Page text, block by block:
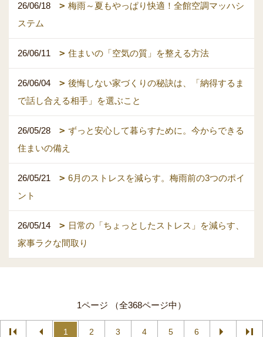
26/06/18
梅雨～夏もやっぱり快適！全館空調マッハシ
ステム
26/06/11 住まいの「空気の質」を整える方法
26/06/04
後悔しない家づくりの秘訣は、「納得するま
で話し合える相手」を選ぶこと
26/05/28
ずっと安心して暮らすために。今からできる
住まいの備え
26/05/21
6月のストレスを減らす。梅雨前の3つのポイ
ント
26/05/14
日常の「ちょっとしたストレス」を減らす、
家事ラクな間取り
1ページ （全368ページ中）
1 2 3 4 5 6